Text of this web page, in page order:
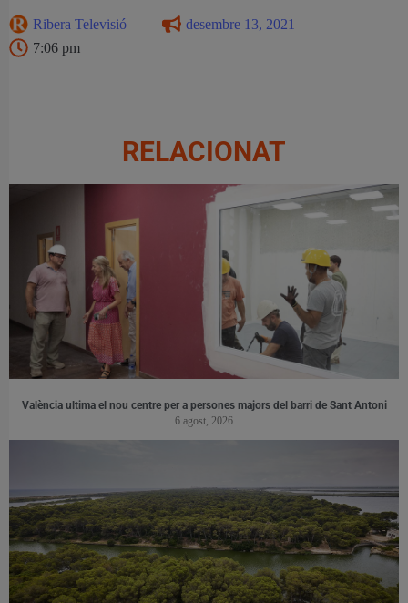
Ribera Televisió
desembre 13, 2021
7:06 pm
RELACIONAT
València ultima el nou centre per a persones majors del barri de Sant Antoni
6 agost, 2026